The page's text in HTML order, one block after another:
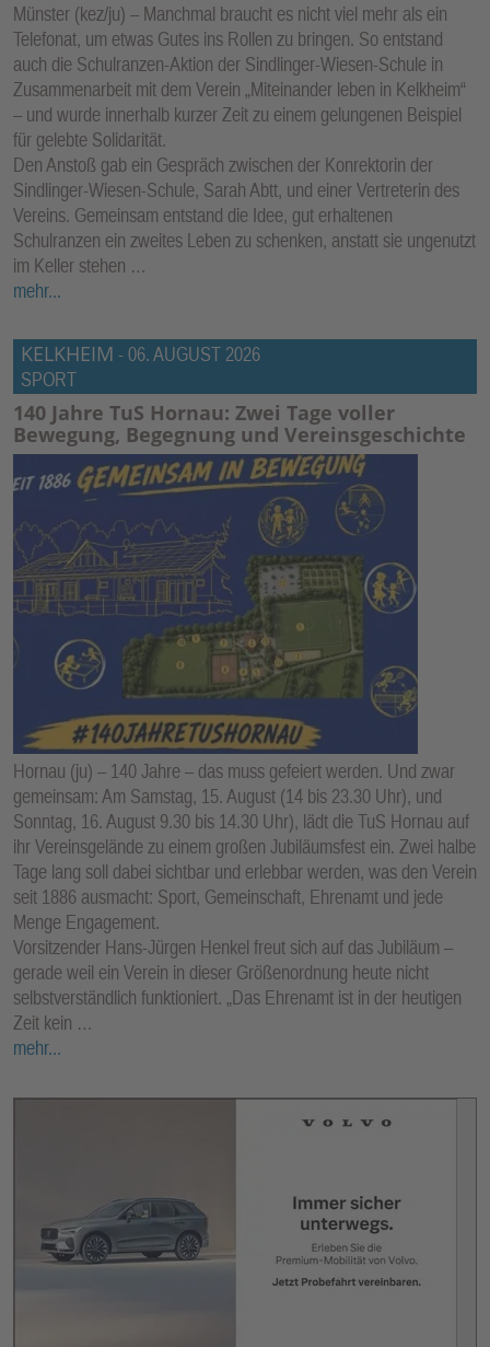
Münster (kez/ju) – Manchmal braucht es nicht viel mehr als ein
Telefonat, um etwas Gutes ins Rollen zu bringen. So entstand
auch die Schulranzen-Aktion der Sindlinger-Wiesen-Schule in
Zusammenarbeit mit dem Verein „Miteinander leben in Kelkheim“
– und wurde innerhalb kurzer Zeit zu einem gelungenen Beispiel
für gelebte Solidarität.
Den Anstoß gab ein Gespräch zwischen der Konrektorin der
Sindlinger-Wiesen-Schule, Sarah Abtt, und einer Vertreterin des
Vereins. Gemeinsam entstand die Idee, gut erhaltenen
Schulranzen ein zweites Leben zu schenken, anstatt sie ungenutzt
im Keller stehen …
mehr...
KELKHEIM - 06. AUGUST 2026
SPORT
140 Jahre TuS Hornau: Zwei Tage voller
Bewegung, Begegnung und Vereinsgeschichte
Hornau (ju) – 140 Jahre – das muss gefeiert werden. Und zwar
gemeinsam: Am Samstag, 15. August (14 bis 23.30 Uhr), und
Sonntag, 16. August 9.30 bis 14.30 Uhr), lädt die TuS Hornau auf
ihr Vereinsgelände zu einem großen Jubiläumsfest ein. Zwei halbe
Tage lang soll dabei sichtbar und erlebbar werden, was den Verein
seit 1886 ausmacht: Sport, Gemeinschaft, Ehrenamt und jede
Menge Engagement.
Vorsitzender Hans-Jürgen Henkel freut sich auf das Jubiläum –
gerade weil ein Verein in dieser Größenordnung heute nicht
selbstverständlich funktioniert. „Das Ehrenamt ist in der heutigen
Zeit kein …
mehr...